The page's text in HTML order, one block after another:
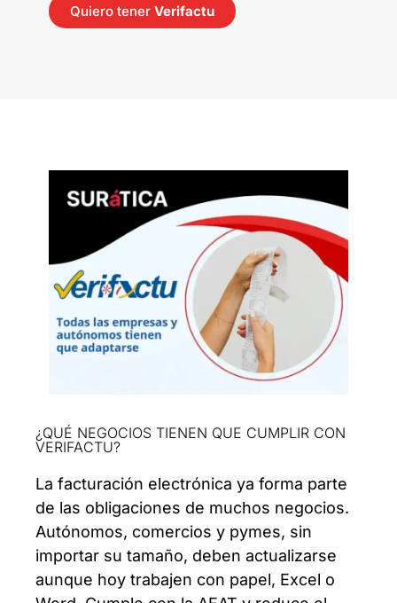
Quiero tener Verifactu
¿QUÉ NEGOCIOS TIENEN QUE CUMPLIR CON
VERIFACTU?
La facturación electrónica ya forma parte
de las obligaciones de muchos negocios.
Autónomos, comercios y pymes, sin
importar su tamaño, deben actualizarse
aunque hoy trabajen con papel, Excel o